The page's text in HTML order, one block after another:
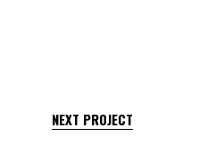
NEXT PROJECT